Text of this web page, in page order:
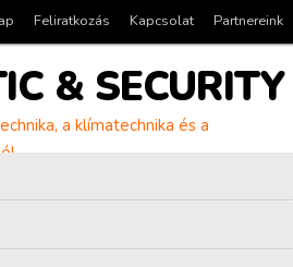
Feliratkozás Kapcsolat Partnereink
& SECURITY
a klímatechnika és a